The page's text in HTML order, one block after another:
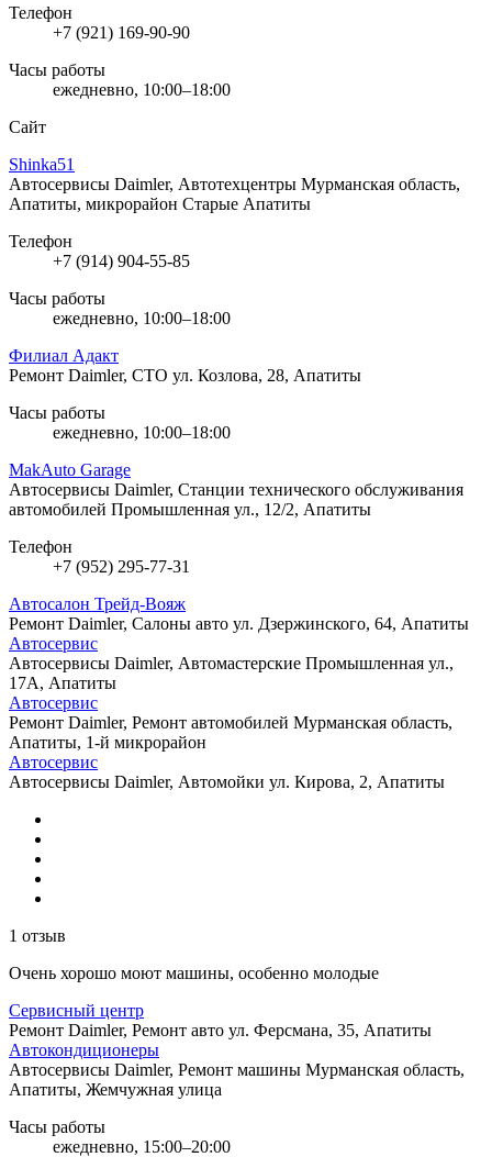
Телефон
+7 (921) 169-90-90
Часы работы
ежедневно, 10:00–18:00
Сайт
Shinka51
Автосервисы Daimler, Автотехцентры Мурманская область,
Апатиты, микрорайон Старые Апатиты
Телефон
+7 (914) 904-55-85
Часы работы
ежедневно, 10:00–18:00
Филиал Адакт
Ремонт Daimler, СТО ул. Козлова, 28, Апатиты
Часы работы
ежедневно, 10:00–18:00
MakAuto Garage
Автосервисы Daimler, Станции технического обслуживания
автомобилей Промышленная ул., 12/2, Апатиты
Телефон
+7 (952) 295-77-31
Автосалон Трейд-Вояж
Ремонт Daimler, Салоны авто ул. Дзержинского, 64, Апатиты
Автосервис
Автосервисы Daimler, Автомастерские Промышленная ул.,
17А, Апатиты
Автосервис
Ремонт Daimler, Ремонт автомобилей Мурманская область,
Апатиты, 1-й микрорайон
Автосервис
Автосервисы Daimler, Автомойки ул. Кирова, 2, Апатиты
1 отзыв
Очень хорошо моют машины, особенно молодые
Сервисный центр
Ремонт Daimler, Ремонт авто ул. Ферсмана, 35, Апатиты
Автокондиционеры
Автосервисы Daimler, Ремонт машины Мурманская область,
Апатиты, Жемчужная улица
Часы работы
ежедневно, 15:00–20:00